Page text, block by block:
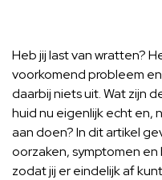
Heb jij last van wratten?
voorkomend probleem
daarbij niets uit. Wat zijn
huid nu eigenlijk echt en,
aan doen? In dit artikel
oorzaken, symptomen
zodat jij er eindelijk af